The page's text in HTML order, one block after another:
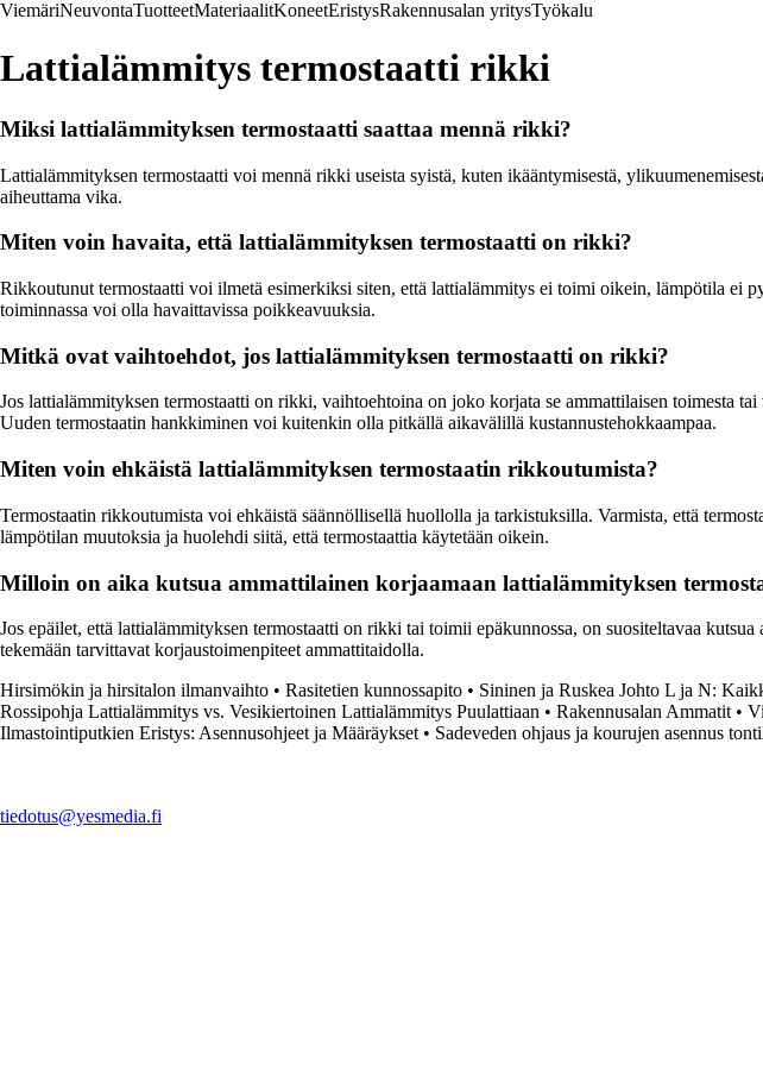
ViemäriNeuvontaTuotteetMateriaalitKoneetEristysRakennusalan yritysTyökalu
Lattialämmitys termostaatti rikki
Miksi lattialämmityksen termostaatti saattaa mennä rikki?
Lattialämmityksen termostaatti voi mennä rikki useista syistä, kuten ikääntymisestä,
aiheuttama vika.
Miten voin havaita, että lattialämmityksen termostaatti on rikki?
Rikkoutunut termostaatti voi ilmetä esimerkiksi siten, että lattialämmitys ei toimi oikein, lämpötila ei
toiminnassa voi olla havaittavissa poikkeavuuksia.
Mitkä ovat vaihtoehdot, jos lattialämmityksen termostaatti on rikki?
Jos lattialämmityksen termostaatti on rikki, vaihtoehtoina on joko korjata se ammattilaisen toimesta
Uuden termostaatin hankkiminen voi kuitenkin olla pitkällä aikavälillä kustannustehokkaampaa.
Miten voin ehkäistä lattialämmityksen termostaatin rikkoutumista?
Termostaatin rikkoutumista voi ehkäistä säännöllisellä huollolla ja tarkistuksilla. Varmista, että
lämpötilan muutoksia ja huolehdi siitä, että termostaattia käytetään oikein.
Milloin on aika kutsua ammattilainen korjaamaan lattialämmityksen
Jos epäilet, että lattialämmityksen termostaatti on rikki tai toimii epäkunnossa, on suositeltavaa
tekemään tarvittavat korjaustoimenpiteet ammattitaidolla.
Hirsimökin ja hirsitalon ilmanvaihto • Rasitetien kunnossapito • Sininen ja Ruskea Johto L ja N:
Rossipohja Lattialämmitys vs. Vesikiertoinen Lattialämmitys Puulattiaan • Rakennusalan Ammatit •
Ilmastointiputkien Eristys: Asennusohjeet ja Määräykset • Sadeveden ohjaus ja kourujen asennus
tiedotus@yesmedia.fi